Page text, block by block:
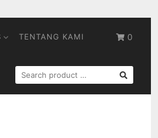
0
TENTANG KAMI
SEARCH
FOR: